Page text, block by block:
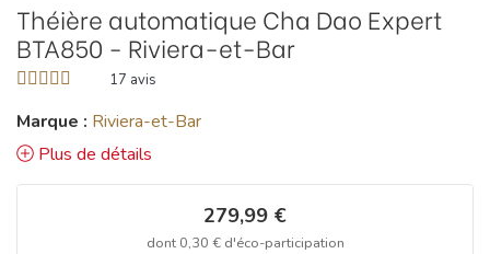
Théière automatique Cha Dao Expert
BTA850 - Riviera-et-Bar
17 avis
Marque : Riviera-et-Bar
Plus de détails
279,99 €
dont 0,30 €d'éco-participation